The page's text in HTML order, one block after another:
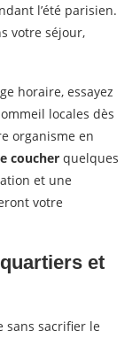
l’été parisien.
votre séjour,
horaire, essayez
locales dès
organisme en
coucher quelques
et une
votre
et
sans sacrifier le